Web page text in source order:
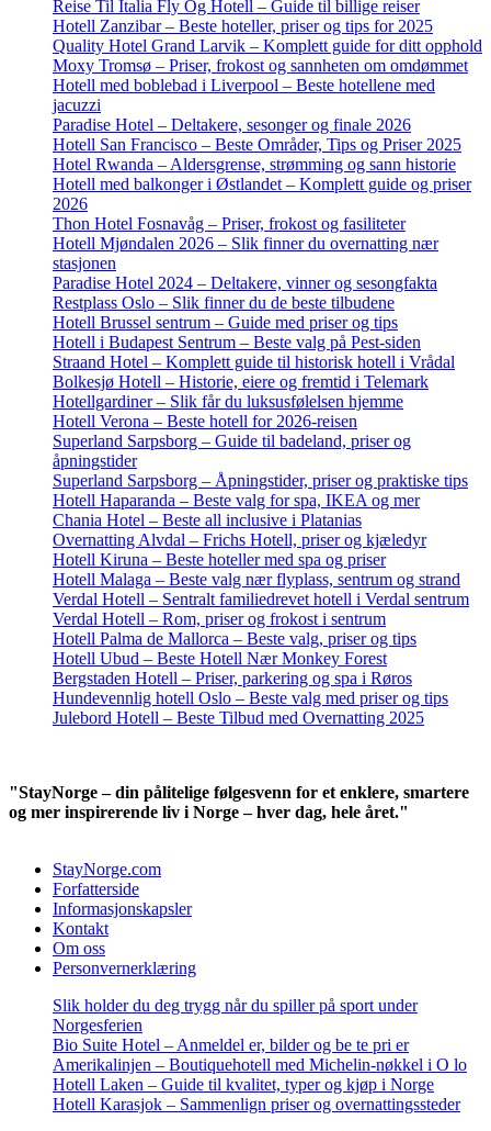
Reise Til Italia Fly Og Hotell – Guide til billige reiser
Hotell Zanzibar – Beste hoteller, priser og tips for 2025
Quality Hotel Grand Larvik – Komplett guide for ditt opphold
Moxy Tromsø – Priser, frokost og sannheten om omdømmet
Hotell med boblebad i Liverpool – Beste hotellene med
jacuzzi
Paradise Hotel – Deltakere, sesonger og finale 2026
Hotell San Francisco – Beste Områder, Tips og Priser 2025
Hotel Rwanda – Aldersgrense, strømming og sann historie
Hotell med balkonger i Østlandet – Komplett guide og priser
2026
Thon Hotel Fosnavåg – Priser, frokost og fasiliteter
Hotell Mjøndalen 2026 – Slik finner du overnatting nær
stasjonen
Paradise Hotel 2024 – Deltakere, vinner og sesongfakta
Restplass Oslo – Slik finner du de beste tilbudene
Hotell Brussel sentrum – Guide med priser og tips
Hotell i Budapest Sentrum – Beste valg på Pest-siden
Straand Hotel – Komplett guide til historisk hotell i Vrådal
Bolkesjø Hotell – Historie, eiere og fremtid i Telemark
Hotellgardiner – Slik får du luksusfølelsen hjemme
Hotell Verona – Beste hotell for 2026-reisen
Superland Sarpsborg – Guide til badeland, priser og
åpningstider
Superland Sarpsborg – Åpningstider, priser og praktiske tips
Hotell Haparanda – Beste valg for spa, IKEA og mer
Chania Hotel – Beste all inclusive i Platanias
Overnatting Alvdal – Frichs Hotell, priser og kjæledyr
Hotell Kiruna – Beste hoteller med spa og priser
Hotell Malaga – Beste valg nær flyplass, sentrum og strand
Verdal Hotell – Sentralt familiedrevet hotell i Verdal sentrum
Verdal Hotell – Rom, priser og frokost i sentrum
Hotell Palma de Mallorca – Beste valg, priser og tips
Hotell Ubud – Beste Hotell Nær Monkey Forest
Bergstaden Hotell – Priser, parkering og spa i Røros
Hundevennlig hotell Oslo – Beste valg med priser og tips
Julebord Hotell – Beste Tilbud med Overnatting 2025
"StayNorge – din pålitelige følgesvenn for et enklere, smartere
og mer inspirerende liv i Norge – hver dag, hele året."
StayNorge.com
Forfatterside
Informasjonskapsler
Kontakt
Om oss
Personvernerklæring
Slik holder du deg trygg når du spiller på sport under
Norgesferien
Bio Suite Hotel – Anmeldel er, bilder og be te pri er
Amerikalinjen – Boutiquehotell med Michelin-nøkkel i O lo
Hotell Laken – Guide til kvalitet, typer og kjøp i Norge
Hotell Karasjok – Sammenlign priser og overnattingssteder